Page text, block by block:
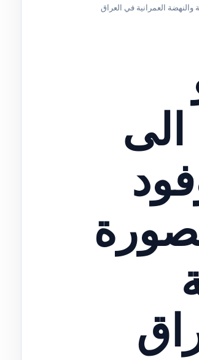
والنهضة العمرانية في العراق
الى